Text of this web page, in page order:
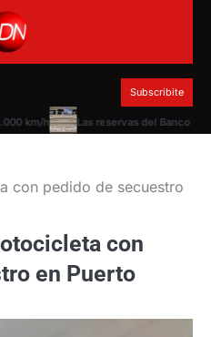
Subscribite
h Las reservas del Banco Central
con pedido de secuestro
con
en Puerto